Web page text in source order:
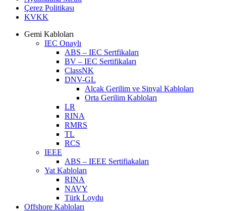
Çerez Politikası
KVKK
Gemi Kabloları
IEC Onaylı
ABS – IEC Sertfikaları
BV – IEC Sertifikaları
ClassNK
DNV-GL
Alçak Gerilim ve Sinyal Kabloları
Orta Gerilim Kabloları
LR
RINA
RMRS
TL
RCS
IEEE
ABS – IEEE Sertifiakaları
Yat Kabloları
RINA
NAVY
Türk Loydu
Offshore Kabloları